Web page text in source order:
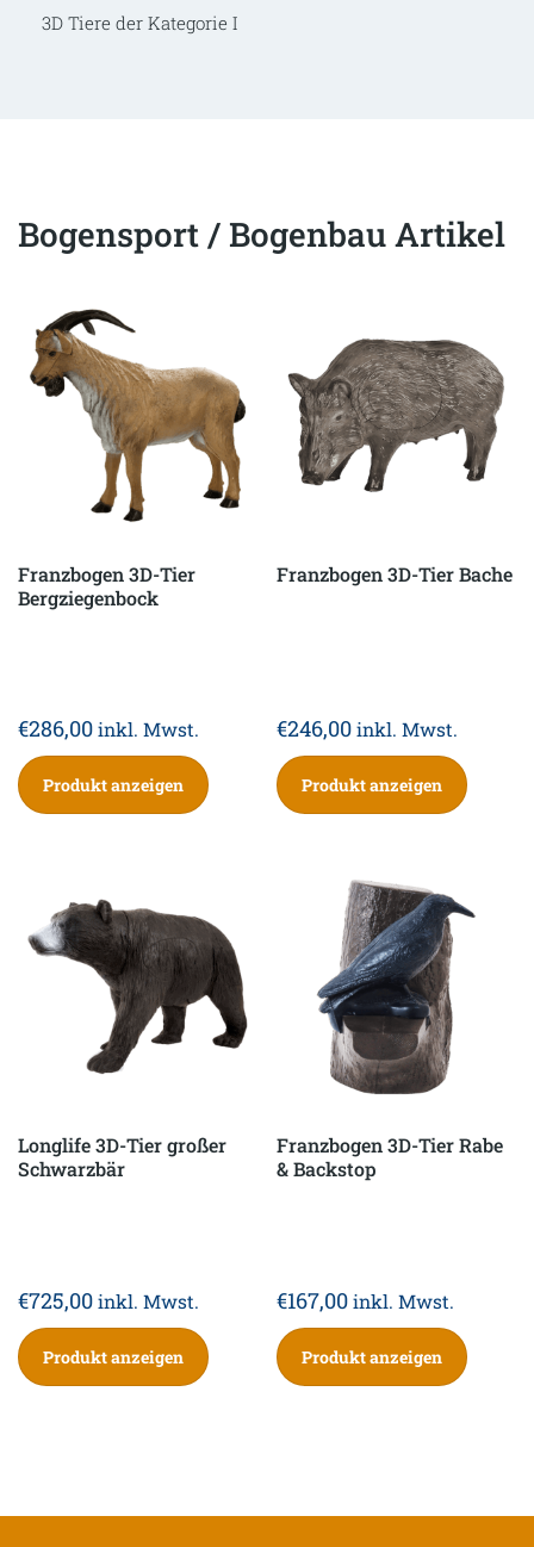
3D Tiere der Kategorie I
Bogensport / Bogenbau Artikel
Franzbogen 3D-Tier
Bergziegenbock
€286,00inkl. Mwst.
Produkt anzeigen
Franzbogen 3D-Tier Bache
€246,00 inkl. Mwst.
Produkt anzeigen
Longlife 3D-Tier großer
Schwarzbär
€725,00inkl. Mwst.
Produkt anzeigen
Franzbogen 3D-Tier Rabe
& Backstop
€167,00 inkl. Mwst.
Produkt anzeigen